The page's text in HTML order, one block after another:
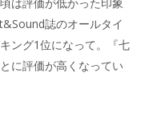
は評価が低かった印象
誌のオールタイ
ング1位になって。『七
に評価が高くなってい